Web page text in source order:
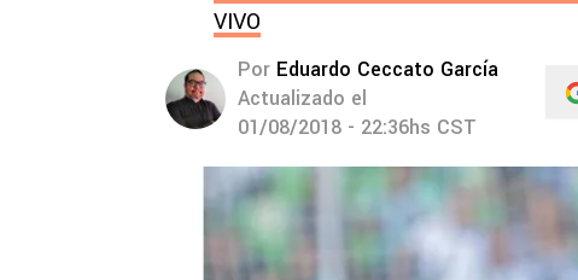
VIVO
Por Eduardo Ceccato García
Actualizado el
01/08/2018 - 22:36hs CST